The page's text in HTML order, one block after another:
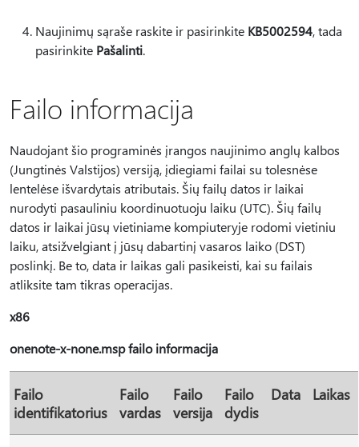
Naujinimų sąraše raskite ir pasirinkite KB5002594, tada
pasirinkite Pašalinti.
Failo informacija
Naudojant šio programinės įrangos naujinimo anglų kalbos
(Jungtinės Valstijos) versiją, įdiegiami failai su tolesnėse
lentelėse išvardytais atributais. Šių failų datos ir laikai
nurodyti pasauliniu koordinuotuoju laiku (UTC). Šių failų
datos ir laikai jūsų vietiniame kompiuteryje rodomi vietiniu
laiku, atsižvelgiant į jūsų dabartinį vasaros laiko (DST)
poslinkį. Be to, data ir laikas gali pasikeisti, kai su failais
atliksite tam tikras operacijas.
x86
onenote-x-none.msp failo informacija
Failo
identifikatorius
Failo
vardas
Failo
versija
Failo
dydis
Data Laikas